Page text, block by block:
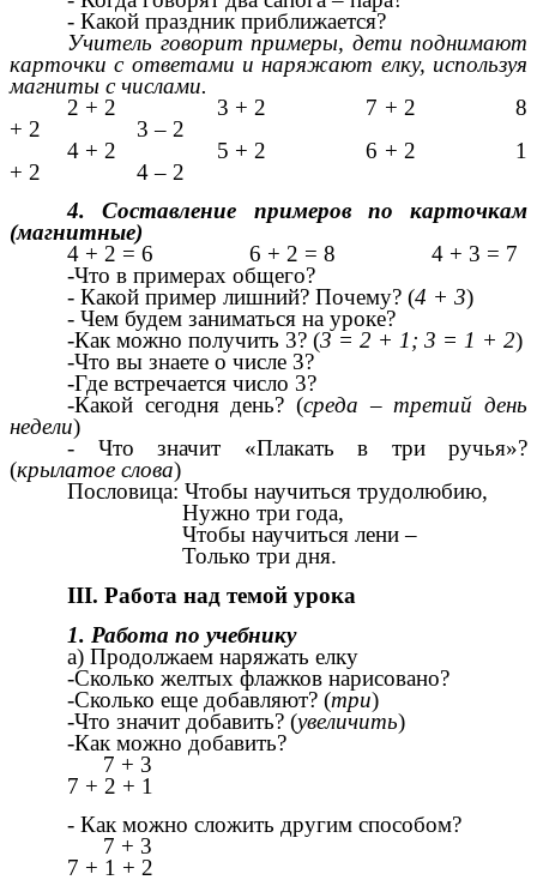
- Какой праздник приближается?
Учитель говорит примеры, дети поднимают
карточки с ответами и наряжают елку, используя
магниты с числами.
2 + 2 3 + 2 7 + 2 8
+ 2 3 – 2
4 + 2 5 + 2 6 + 2 1
+ 2 4 – 2
4. Составление примеров по карточкам
(магнитные)
4 + 2 = 6 6 + 2 = 8 4 + 3 = 7
-Что в примерах общего?
- Какой пример лишний? Почему? (4 + 3)
- Чем будем заниматься на уроке?
-Как можно получить 3? (3 = 2 + 1; 3 = 1 + 2)
-Что вы знаете о числе 3?
-Где встречается число 3?
-Какой сегодня день? (среда – третий день
недели)
- Что значит «Плакать в три ручья»?
(крылатое слова)
Пословица: Чтобы научиться трудолюбию,
Нужно три года,
Чтобы научиться лени –
Только три дня.
III. Работа над темой урока
1. Работа по учебнику
а) Продолжаем наряжать елку
-Сколько желтых флажков нарисовано?
-Сколько еще добавляют? (три)
-Что значит добавить? (увеличить)
-Как можно добавить?
7 + 3
7 + 2 + 1
- Как можно сложить другим способом?
7 + 3
7 + 1 + 2